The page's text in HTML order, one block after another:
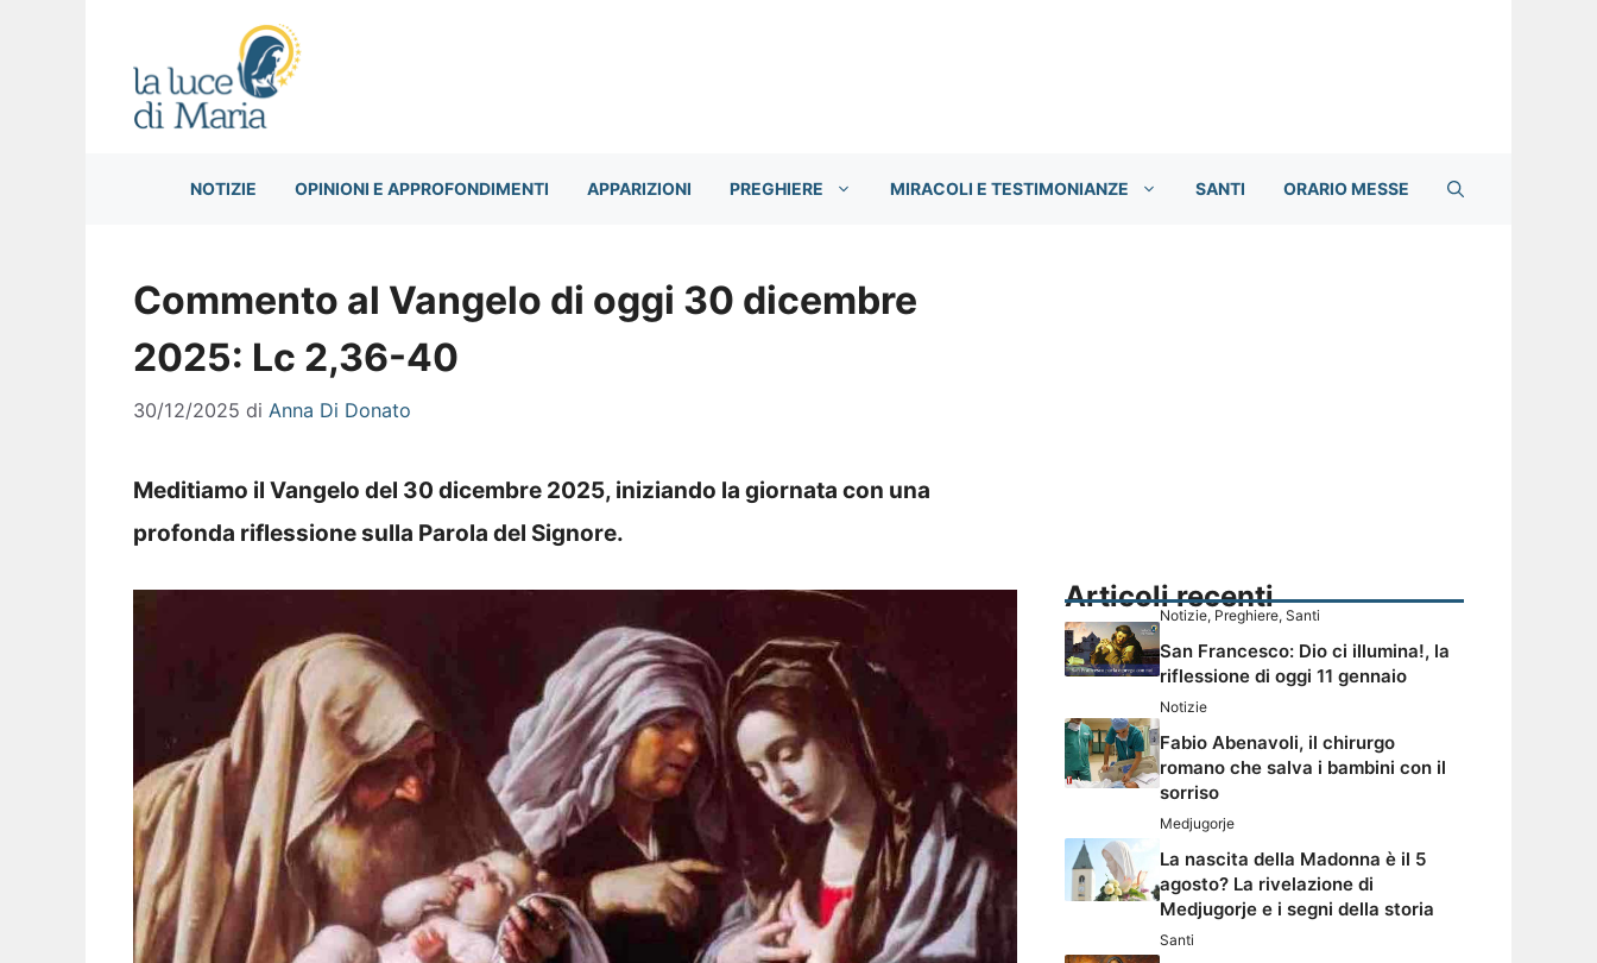
NOTIZIE OPINIONI E APPROFONDIMENTI APPARIZIONI PREGHIERE MIRACOLI E TESTIMONIANZE SANTI ORARIO MESSE
Commento al Vangelo di oggi 30 dicembre
2025: Lc 2,36-40
30/12/2025 di Anna Di Donato
Meditiamo il Vangelo del 30 dicembre 2025, iniziando la giornata con una
profonda riflessione sulla Parola del Signore.
Articoli recenti
Notizie, Preghiere, Santi
San Francesco: Dio ci illumina!, la
riflessione di oggi 11 gennaio
Notizie
Fabio Abenavoli, il chirurgo
romano che salva i bambini con il
sorriso
Medjugorje
La nascita della Madonna è il 5
agosto? La rivelazione di
Medjugorje e i segni della storia
Santi